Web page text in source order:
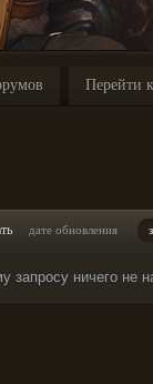
Перейти
дате обновления
запросу ничего не